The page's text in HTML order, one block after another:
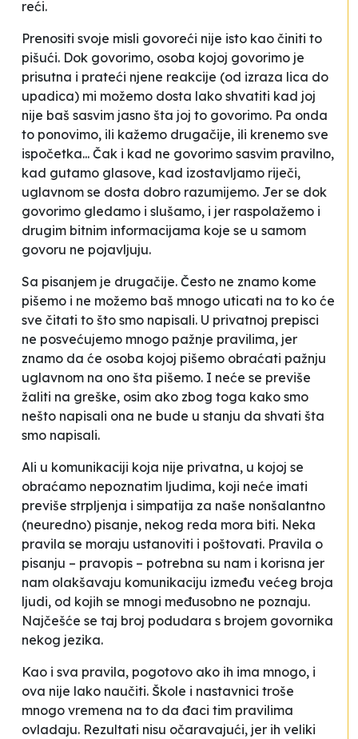
reći.
Prenositi svoje misli govoreći nije isto kao činiti to
pišući. Dok govorimo, osoba kojoj govorimo je
prisutna i prateći njene reakcije (od izraza lica do
upadica) mi možemo dosta lako shvatiti kad joj
nije baš sasvim jasno šta joj to govorimo. Pa onda
to ponovimo, ili kažemo drugačije, ili krenemo sve
ispočetka... Čak i kad ne govorimo sasvim pravilno,
kad gutamo glasove, kad izostavljamo riječi,
uglavnom se dosta dobro razumijemo. Jer se dok
govorimo gledamo i slušamo, i jer raspolažemo i
drugim bitnim informacijama koje se u samom
govoru ne pojavljuju.
Sa pisanjem je drugačije. Često ne znamo kome
pišemo i ne možemo baš mnogo uticati na to ko će
sve čitati to što smo napisali. U privatnoj prepisci
ne posvećujemo mnogo pažnje pravilima, jer
znamo da će osoba kojoj pišemo obraćati pažnju
uglavnom na ono šta pišemo. I neće se previše
žaliti na greške, osim ako zbog toga kako smo
nešto napisali ona ne bude u stanju da shvati šta
smo napisali.
Ali u komunikaciji koja nije privatna, u kojoj se
obraćamo nepoznatim ljudima, koji neće imati
previše strpljenja i simpatija za naše nonšalantno
(neuredno) pisanje, nekog reda mora biti. Neka
pravila se moraju ustanoviti i poštovati. Pravila o
pisanju – pravopis – potrebna su nam i korisna jer
nam olakšavaju komunikaciju između većeg broja
ljudi, od kojih se mnogi međusobno ne poznaju.
Najčešće se taj broj podudara s brojem govornika
nekog jezika.
Kao i sva pravila, pogotovo ako ih ima mnogo, i
ova nije lako naučiti. Škole i nastavnici troše
mnogo vremena na to da đaci tim pravilima
ovladaju. Rezultati nisu očaravajući, jer ih veliki